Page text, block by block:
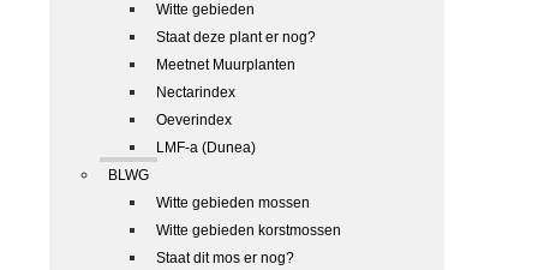
Witte gebieden
Staat deze plant er nog?
Meetnet Muurplanten
Nectarindex
Oeverindex
LMF-a (Dunea)
BLWG
Witte gebieden mossen
Witte gebieden korstmossen
Staat dit mos er nog?